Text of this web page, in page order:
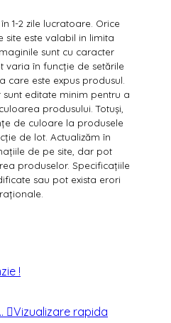
1-2 zile lucratoare. Orice
site este valabil in limita
sunt cu caracter
varia în funcție de setările
care este expus produsul.
editate minim pentru a
produsului. Totuși,
de culoare la produsele
de lot. Actualizăm în
de pe site, dar pot
produselor. Specificațiile
sau pot exista erori
!
Vizualizare rapida